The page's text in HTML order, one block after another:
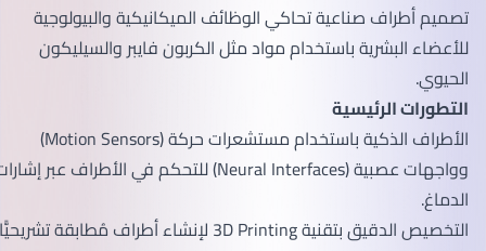
تصميم أطراف صناعية تحاكي الوظائف الميكانيكية والبيولوجية
للأعضاء البشرية باستخدام مواد مثل الكربون فايبر والسيليكون
الحيوي.
التطورات الرئيسية
الأطراف الذكية باستخدام مستشعرات حركة (Motion Sensors)
وواجهات عصبية (Neural Interfaces) للتحكم في الأطراف عبر إشارات
الدماغ.
التخصيص الدقيق بتقنية 3D Printing لإنشاء أطراف مُطابقة تشريحيًّا